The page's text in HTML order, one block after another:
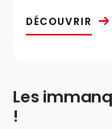
DÉCOUVRIR
Les
!